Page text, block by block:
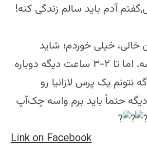
آدم باید سالم زندگی کنه!
خالی، خیلی خوردم؛ شاید
دلیلش اون باشه. اما تا ۲-۳ ساعت دیگه دوباره
نتونم یک پرس لازانیا رو
حتماً باید برم واسه چک‌آپ
Link on Facebook